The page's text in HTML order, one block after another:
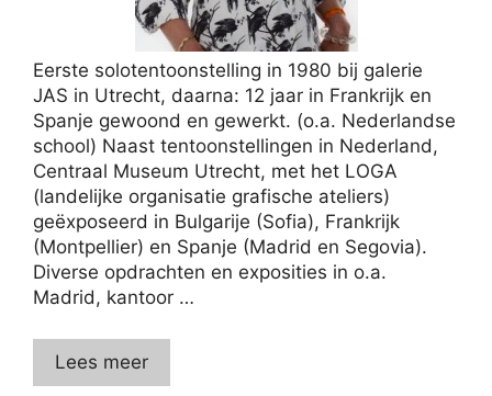
Eerste solotentoonstelling in 1980 bij galerie
JAS in Utrecht, daarna: 12 jaar in Frankrijk en
Spanje gewoond en gewerkt. (o.a. Nederlandse
school) Naast tentoonstellingen in Nederland,
Centraal Museum Utrecht, met het LOGA
(landelijke organisatie grafische ateliers)
geëxposeerd in Bulgarije (Sofia), Frankrijk
(Montpellier) en Spanje (Madrid en Segovia).
Diverse opdrachten en exposities in o.a.
Madrid, kantoor …
Lees meer